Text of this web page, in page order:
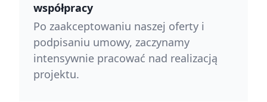
współpracy
Po zaakceptowaniu naszej oferty i
podpisaniu umowy, zaczynamy
intensywnie pracować nad realizacją
projektu.